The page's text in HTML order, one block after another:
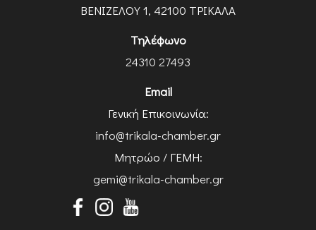
ΒΕΝΙΖΕΛΟΥ 1, 42100 ΤΡΙΚΑΛΑ
Τηλέφωνο
24310 27493
Email
Γενική Επικοινωνία:
info@trikala-chamber.gr
Μητρώο / ΓΕΜΗ:
gemi@trikala-chamber.gr